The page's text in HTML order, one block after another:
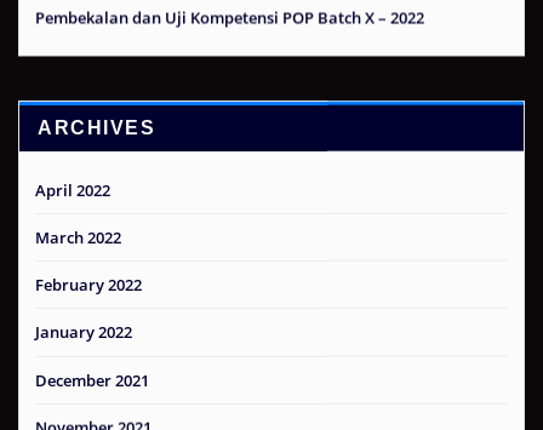
Pembekalan dan Uji Kompetensi POP Batch X – 2022
ARCHIVES
April 2022
March 2022
February 2022
January 2022
December 2021
November 2021